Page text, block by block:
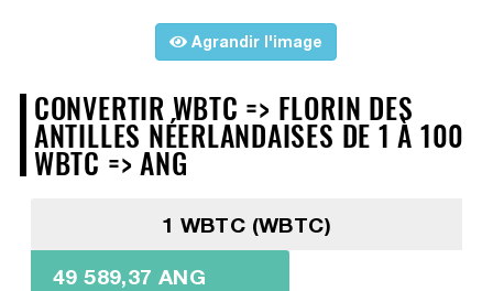
Agrandir l'image
CONVERTIR WBTC => FLORIN DES
ANTILLES NÉERLANDAISES DE 1 À 100
WBTC => ANG
1 WBTC (WBTC)
49 589,37 ANG